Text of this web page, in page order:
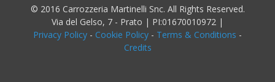
© 2016 Carrozzeria Martinelli Snc. All Rights Reserved.
Via del Gelso, 7 - Prato | PI:01670010972 |
Privacy Policy - Cookie Policy - Terms & Conditions -
Credits